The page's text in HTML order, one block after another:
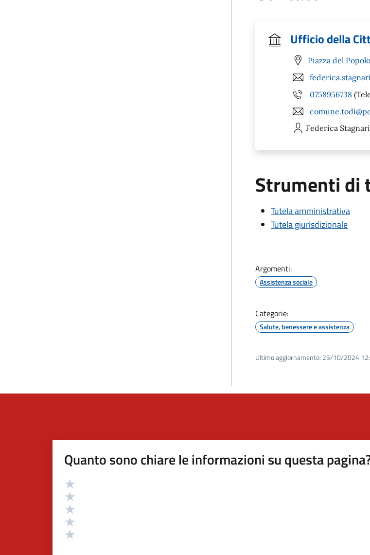
Ufficio della
Piazza del
0758956738
Federica Stagnari
Strumenti di
Tutela amministrativa
Tutela giurisdizionale
Argomenti:
Assistenza sociale
Categorie:
Salute, benessere e assistenza
Ultimo aggiornamento: 25/10/2024
Quanto sono chiare le informazioni su questa
Valutazione